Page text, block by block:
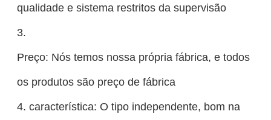
qualidade e sistema restritos da supervisão
3.
Preço: Nós temos nossa própria fábrica, e todos
os produtos são preço de fábrica
4. característica: O tipo independente, bom na